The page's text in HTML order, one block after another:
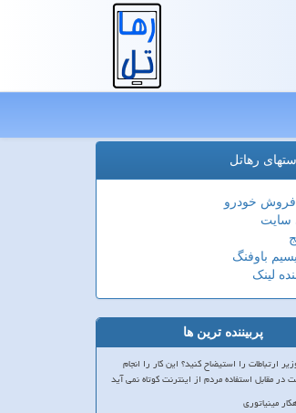
رهاتل
فروش خودرو
سایت
باوفنگ
لینک
پربیننده ترین ها
ارتباطات را استیضاح کنید؟ این کار را انجام
در مقابل استفاده مردم از اینترنت کوتاه نمی آید
مینیاتوری